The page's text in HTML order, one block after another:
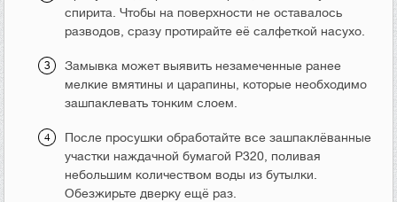
спирита. Чтобы на поверхности не оставалось
разводов, сразу протирайте её салфеткой насухо.
Замывка может выявить незамеченные ранее
мелкие вмятины и царапины, которые необходимо
зашпаклевать тонким слоем.
После просушки обработайте все зашпаклёванные
участки наждачной бумагой Р320, поливая
небольшим количеством воды из бутылки.
Обезжирьте дверку ещё раз.